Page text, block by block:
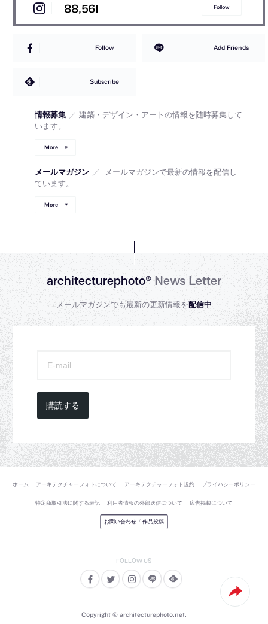
88,561 Follow
Follow Add Friends
Subscribe
情報募集 ／ 建築・デザイン・アートの情報を随時募集して
います。
More
メールマガジン ／
メールマガジンで最新の情報を配信し
ています。
More
architecturephoto®News Letter
メールマガジンでも最新の更新情報を配信中
購読する
ホーム アーキテクチャーフォトについて アーキテクチャーフォト規約 プライバシーポリシー
特定商取引法に関する表記 利用者情報の外部送信について 広告掲載について
お問い合わせ / 作品投稿
Copyright © architecturephoto.net.